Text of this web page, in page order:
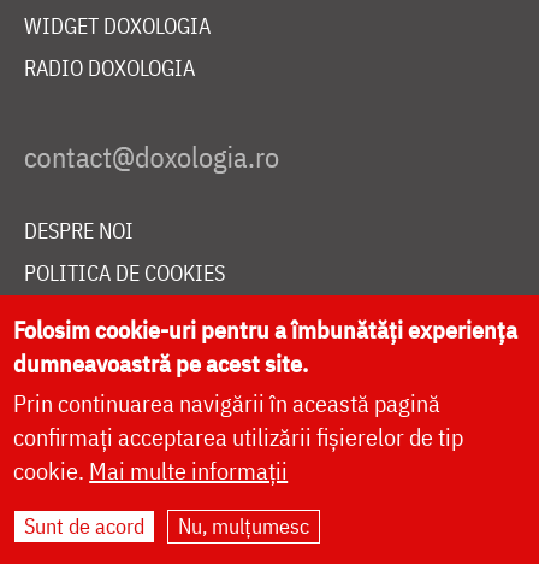
WIDGET DOXOLOGIA
RADIO DOXOLOGIA
DESPRE NOI
POLITICA DE COOKIES
DONEAZĂ ONLINE PENTRU CATEDRALA NAȚIONALĂ
LIVE
Site dezvoltat deDOXOLOGIA MEDIA
Arhiepiscopia Iașilor | ©
Folosim cookie-uri pentru a îmbunătăți experiența
dumneavoastră pe acest site.
Prin continuarea navigării în această pagină
confirmați acceptarea utilizării fișierelor de tip
cookie. Mai multe informații
Sunt de acord Nu, mulțumesc